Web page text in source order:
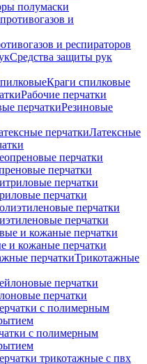
полумаски
и респираторов
Средства защиты рук
Краги спилковые
Рабочие перчатки
Резиновые
Латексные
перчатки
перчатки
перчатки
и кожаные перчатки
Трикотажные
перчатки
с полимерным